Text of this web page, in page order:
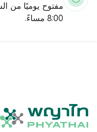
8:00 مساءً.